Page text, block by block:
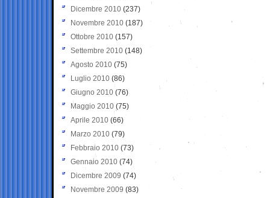
Dicembre 2010 (237)
Novembre 2010 (187)
Ottobre 2010 (157)
Settembre 2010 (148)
Agosto 2010 (75)
Luglio 2010 (86)
Giugno 2010 (76)
Maggio 2010 (75)
Aprile 2010 (66)
Marzo 2010 (79)
Febbraio 2010 (73)
Gennaio 2010 (74)
Dicembre 2009 (74)
Novembre 2009 (83)